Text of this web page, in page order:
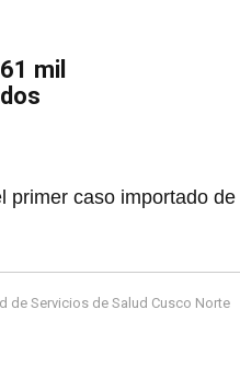
mil
primer caso importado de
de Servicios de Salud Cusco Norte